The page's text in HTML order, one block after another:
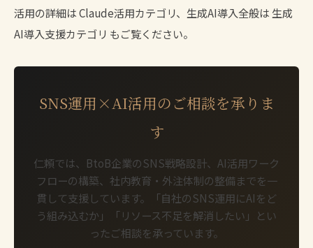
活用の詳細はClaude活用カテゴリ、生成AI導入全般は 生成
AI導入支援カテゴリ もご覧ください。
SNS運用×AI活用のご相談を承りま
す
仁頼では、BtoB企業のSNS戦略設計、AI活用ワーク
フローの構築、社内教育・外注体制の整備までを一
貫して支援しています。「自社のSNS運用にAIをど
う組み込むか」「リソース不足を解消したい」とい
ったご相談を承っています。